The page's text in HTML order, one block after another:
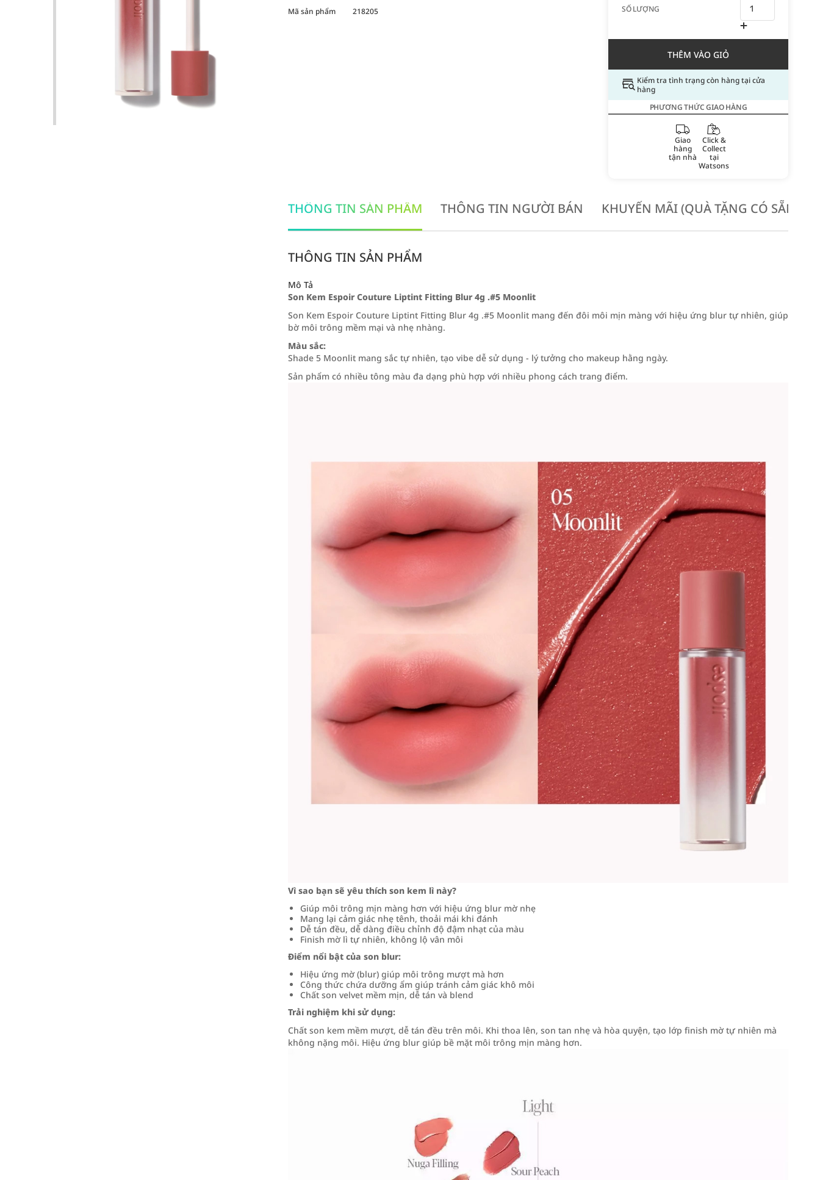
SỐ LƯỢNG
THÊM VÀO GIỎ
Kiểm tra tình trạng còn hàng tại cửa
hàng
PHƯƠNG THỨC GIAO HÀNG
Giao
hàng
tận nhà
Click &
Collect
tại
Watsons
Mã sản phẩm 218205
THÔNG TIN SẢN PHẨM THÔNG TIN NGƯỜI BÁN KHUYẾN MÃI (QUÀ TẶNG CÓ SẴN
THÔNG TIN SẢN PHẨM
Mô Tả
Son Kem Espoir Couture Liptint Fitting Blur 4g .#5 Moonlit
Son Kem Espoir Couture Liptint Fitting Blur 4g .#5 Moonlit mang đến đôi môi mịn màng với hiệu ứng blur tự nhiên, giúp
bờ môi trông mềm mại và nhẹ nhàng.
Màu sắc:
Shade 5 Moonlit mang sắc tự nhiên, tạo vibe dễ sử dụng - lý tưởng cho makeup hằng ngày.
Sản phẩm có nhiều tông màu đa dạng phù hợp với nhiều phong cách trang điểm.
Vì sao bạn sẽ yêu thích son kem lì này?
Giúp môi trông mịn màng hơn với hiệu ứng blur mờ nhẹ
Mang lại cảm giác nhẹ tênh, thoải mái khi đánh
Dễ tán đều, dễ dàng điều chỉnh độ đậm nhạt của màu
Finish mờ lì tự nhiên, không lộ vân môi
Điểm nổi bật của son blur:
Hiệu ứng mờ (blur) giúp môi trông mượt mà hơn
Công thức chứa dưỡng ẩm giúp tránh cảm giác khô môi
Chất son velvet mềm mịn, dễ tán và blend
Trải nghiệm khi sử dụng:
Chất son kem mềm mượt, dễ tán đều trên môi. Khi thoa lên, son tan nhẹ và hòa quyện, tạo lớp finish mờ tự nhiên mà
không nặng môi. Hiệu ứng blur giúp bề mặt môi trông mịn màng hơn.